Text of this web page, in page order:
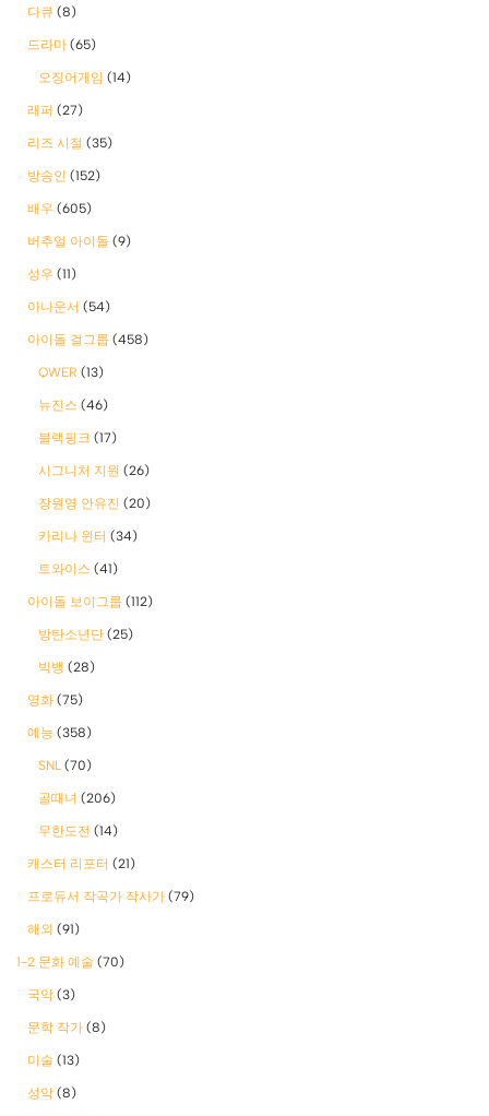
다큐 (8)
드라마 (65)
오징어게임 (14)
래퍼 (27)
리즈 시절 (35)
방송인 (152)
배우 (605)
버추얼 아이돌 (9)
성우 (11)
아나운서 (54)
아이돌 걸그룹 (458)
QWER (13)
뉴진스 (46)
블랙핑크 (17)
시그니처 지원 (26)
장원영 안유진 (20)
카리나 윈터 (34)
트와이스 (41)
아이돌 보이그룹 (112)
방탄소년단 (25)
빅뱅 (28)
영화 (75)
예능 (358)
SNL (70)
골때녀 (206)
무한도전 (14)
캐스터 리포터 (21)
프로듀서 작곡가 작사가 (79)
해외 (91)
1-2 문화 예술 (70)
국악 (3)
문학 작가 (8)
미술 (13)
성악 (8)